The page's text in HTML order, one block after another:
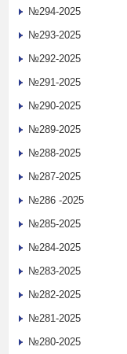
№294-2025
№293-2025
№292-2025
№291-2025
№290-2025
№289-2025
№288-2025
№287-2025
№286 -2025
№285-2025
№284-2025
№283-2025
№282-2025
№281-2025
№280-2025